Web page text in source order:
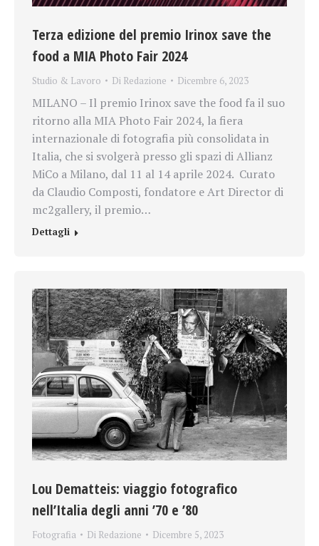
Terza edizione del premio Irinox save the
food a MIA Photo Fair 2024
Studio & Lavoro Di Redazione Dicembre 6, 2023
MILANO – Il premio Irinox save the food fa il suo
ritorno alla MIA Photo Fair 2024, la fiera
internazionale di fotografia più consolidata in
Italia, che si svolgerà presso gli spazi di Allianz
MiCo a Milano, dal 11 al 14 aprile 2024. Curato
da Claudio Composti, fondatore e Art Director di
mc2gallery, il premio…
Dettagli
Lou Dematteis: viaggio fotografico
nell’Italia degli anni ’70 e ’80
Fotografia Di Redazione Dicembre 5, 2023